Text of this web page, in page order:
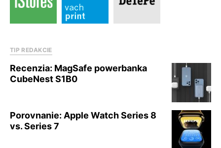
TIP REDAKCIE
Recenzia: MagSafe powerbanka
CubeNest S1B0
Porovnanie: Apple Watch Series 8
vs. Series 7